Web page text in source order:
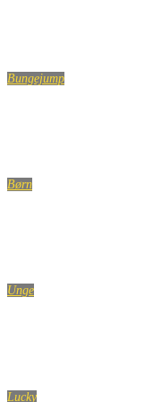
Bungejump
Børn
Unge
Lucky